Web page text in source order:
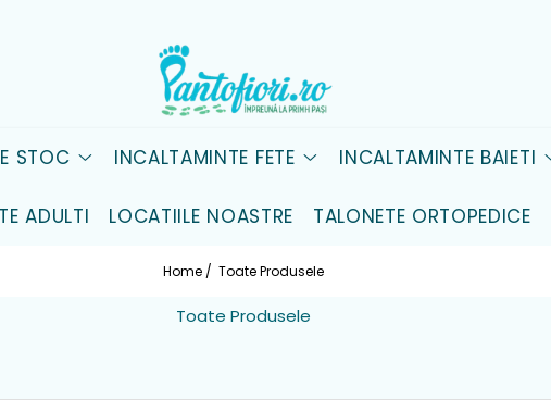
STOC INCALTAMINTE FETE INCALTAMINTE BAIETI
ADULTI LOCATIILE NOASTRE TALONETE ORTOPEDICE
Home / Toate Produsele
Toate Produsele